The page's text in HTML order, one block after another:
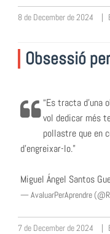
8 de December de 2024
Obsessió
“Es tracta d’una
vol dedicar més
pollastre que en
d’engreixar-lo.”
Miguel Ángel Santos
— AvaluarPerAprendre
7 de December de 2024